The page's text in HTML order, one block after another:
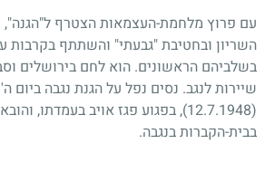
עם פרוץ מלחמת-העצמאות הצטרף ל"הגנה",
השריון ובחטיבת "גבעתי" והשתתף בקרבות
בשלביהם הראשונים. הוא לחם בירושלים
שיירות לנגב. נסים נפל על הגנת נגבה ביום
(12.7.1948)
, בפגוע פגז אויב בעמדתו,
בבית-הקברות בנגבה.